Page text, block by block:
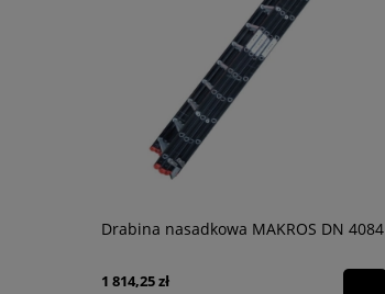
Drabina nasadkowa MAKROS DN 4084
1 814,25 zł